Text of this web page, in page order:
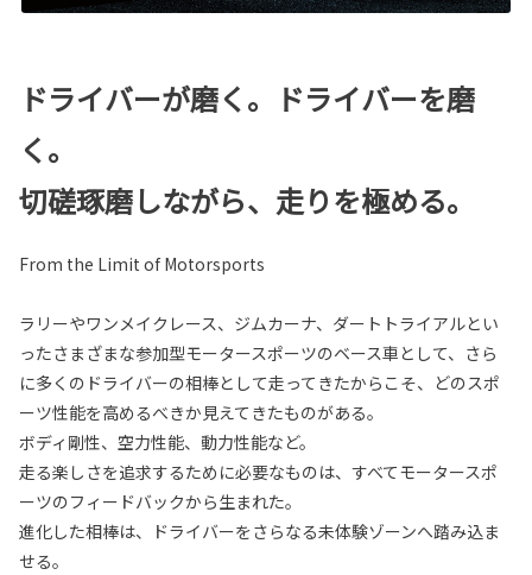
ドライバーが磨く。ドライバーを磨
く。
切磋琢磨しながら、走りを極める。
From the Limit of Motorsports
ラリーやワンメイクレース、ジムカーナ、ダートトライアルとい
ったさまざまな参加型モータースポーツのベース車として、さら
に多くのドライバーの相棒として走ってきたからこそ、どのスポ
ーツ性能を高めるべきか見えてきたものがある。
ボディ剛性、空力性能、動力性能など。
走る楽しさを追求するために必要なものは、すべてモータースポ
ーツのフィードバックから生まれた。
進化した相棒は、ドライバーをさらなる未体験ゾーンへ踏み込ま
せる。